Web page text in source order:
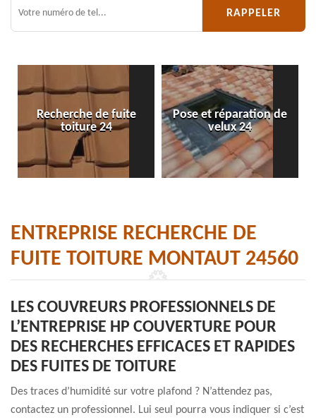
Recherche de fuite
toiture 24
Pose et réparation de
velux 24
ENTREPRISE RECHERCHE DE
FUITE TOITURE MONTAUT 24560
LES COUVREURS PROFESSIONNELS DE
L’ENTREPRISE HP COUVERTURE POUR
DES RECHERCHES EFFICACES ET RAPIDES
DES FUITES DE TOITURE
Des traces d’humidité sur votre plafond ? N’attendez pas,
contactez un professionnel. Lui seul pourra vous indiquer si c’est